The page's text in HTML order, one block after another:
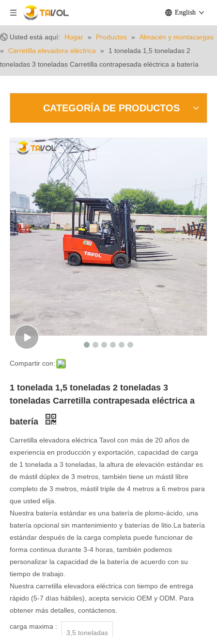
English
Usted está aquí: Hogar » Productos »
Almacén y montacargas
»
Carretilla elevadora eléctrica »
1 tonelada 1,5 toneladas 2
toneladas 3 toneladas Carretilla contrapesada eléctrica a batería
CATEGORÍA DE PRODUCTOS
Compartir con:
1 tonelada 1,5 toneladas 2 toneladas 3
toneladas Carretilla contrapesada eléctrica a
batería
Carretilla elevadora eléctrica Tavol con más de 20 años de
experiencia en producción y exportación, capacidad de carga
de 1 tonelada a 3 toneladas, la altura de elevación estándar es
de mástil dúplex de 3 metros, también tiene un mástil libre
completo de 3 metros, mástil triple de 4 metros a 6 metros para
que usted elija.
Nuestra batería estándar es una batería de plomo-ácido, una
batería opcional sin mantenimiento y baterías de litio.La batería
estándar después de la carga completa puede funcionar de
forma continua durante 3-4 horas, también podemos
personalizar la capacidad de la batería de acuerdo con su
tiempo de trabajo.
Nuestra carretilla elevadora eléctrica con tiempo de entrega
rápido (5-7 días hábiles), acepta servicio OEM y ODM. Para
obtener más detalles, contáctenos.
carga maxima :
3,5 toneladas